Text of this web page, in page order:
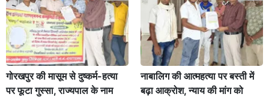
गोरखपुर की मासूम से दुष्कर्म-हत्या
पर फूटा गुस्सा, राज्यपाल के नाम
नाबालिग की आत्महत्या पर बस्ती में
बढ़ा आक्रोश, न्याय की मांग को